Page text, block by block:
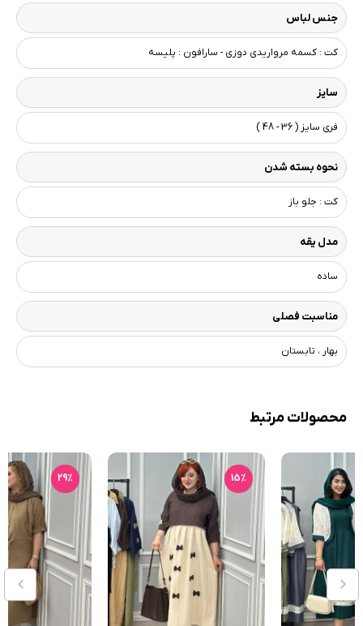
جنس لباس
کت : کسمه مرواریدی دوزی - سارافون : پلیسه
سایز
فری سایز ( 36 - 48 )
نحوه بسته شدن
کت : جلو باز
مدل یقه
ساده
مناسبت فصلی
بهار ، تابستان
محصولات مرتبط
15٪